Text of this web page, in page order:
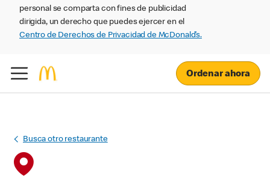
personal se comparta con fines de publicidad
dirigida, un derecho que puedes ejercer en el
Centro de Derechos de Privacidad de McDonald’s.
Ordenar ahora
Busca otro restaurante